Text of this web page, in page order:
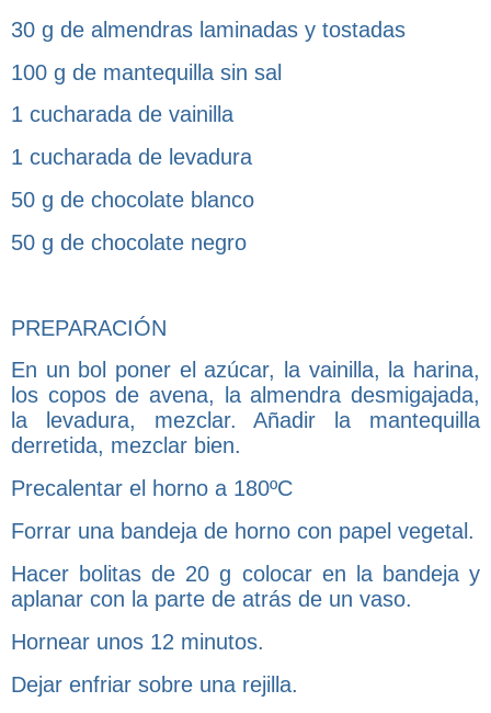
30 g de almendras laminadas y tostadas
100 g de mantequilla sin sal
1 cucharada de vainilla
1 cucharada de levadura
50 g de chocolate blanco
50 g de chocolate negro
PREPARACIÓN
En un bol poner el azúcar, la vainilla, la harina,
los copos de avena, la almendra desmigajada,
la levadura, mezclar. Añadir la mantequilla
derretida, mezclar bien.
Precalentar el horno a 180ºC
Forrar una bandeja de horno con papel vegetal.
Hacer bolitas de 20 g colocar en la bandeja y
aplanar con la parte de atrás de un vaso.
Hornear unos 12 minutos.
Dejar enfriar sobre una rejilla.